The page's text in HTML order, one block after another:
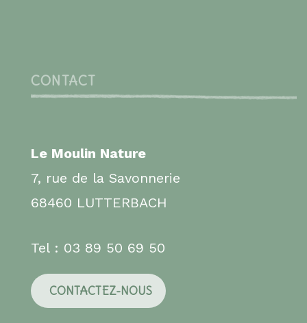
CONTACT
Le Moulin Nature
7, rue de la Savonnerie
68460 LUTTERBACH
Tel : 03 89 50 69 50
CONTACTEZ-NOUS